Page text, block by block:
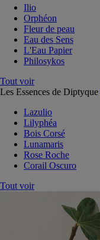
Ilio
Orphéon
Fleur de peau
Eau des Sens
L'Eau Papier
Philosykos
Tout voir
Les Essences de Diptyque
Lazulio
Lilyphéa
Bois Corsé
Lunamaris
Rose Roche
Corail Oscuro
Tout voir